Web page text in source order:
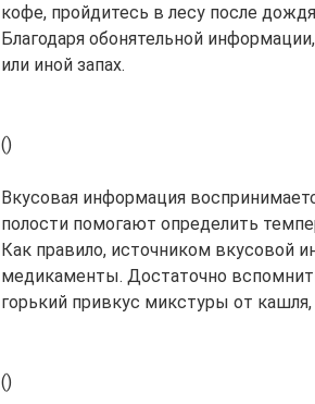
кофе, пройдитесь в лесу после
Благодаря обонятельной
или иной запах.
()
Вкусовая информация
полости помогают определить
Как правило, источником вкусовой
медикаменты. Достаточно
горький привкус микстуры от
()